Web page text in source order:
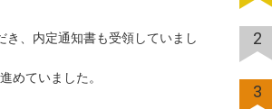
、内定通知書も受領していまし
めていました。
2
3